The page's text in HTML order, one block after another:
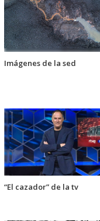
Imágenes de la sed
“El cazador” de la tv